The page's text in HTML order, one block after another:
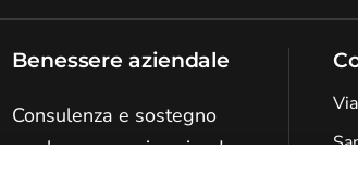
Benessere aziendale
Consulenza e sostegno
per le persone in azienda